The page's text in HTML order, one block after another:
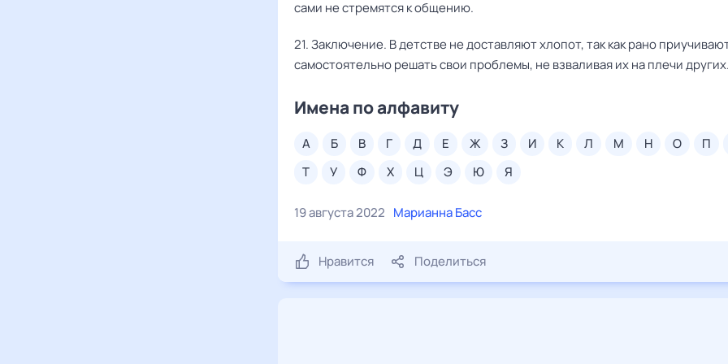
сами не стремятся к общению.
21. Заключение. В детстве не доставляют хлопот, так как рано
самостоятельно решать свои проблемы, не взваливая их на плечи других.
Имена по алфавиту
а б в г д е ж з и к л м н о п
т
у ф х ц э ю я
19 августа 2022 Марианна Басс
Нравится Поделиться